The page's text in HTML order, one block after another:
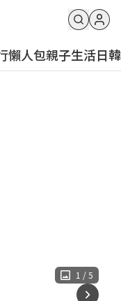
懶人包親子生活日韓
1 /5